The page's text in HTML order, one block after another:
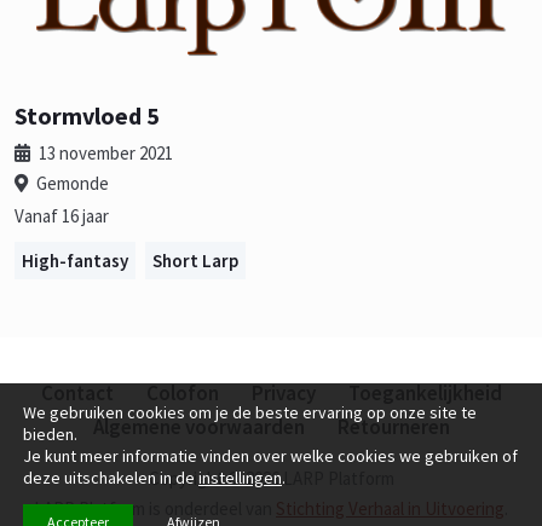
Stormvloed 5
13 november 2021
Gemonde
Vanaf 16 jaar
High-fantasy
Short Larp
Algemene voorwaarden
Retourneren
Copyright © 2026 LARP Platform
LARP Platform is onderdeel van
We gebruiken cookies om je de beste ervaring op onze site te
bieden.
Je kunt meer informatie vinden over welke cookies we gebruiken of
deze uitschakelen in de instellingen.
Accepteer Afwijzen